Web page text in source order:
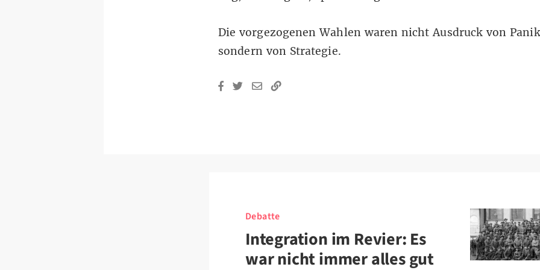
Die vorgezogenen Wahlen waren nicht Ausdruck von
sondern von Strategie.
Debatte
Integration im Revier: Es
war nicht immer alles gut